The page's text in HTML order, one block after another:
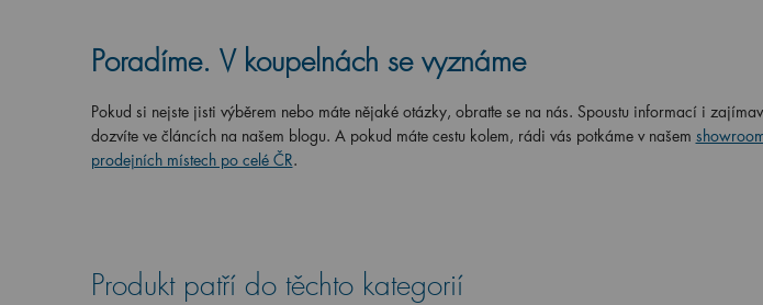
Poradíme. V koupelnách se vyznáme
Pokud si nejste jisti výběrem nebo máte nějaké otázky, obraťte se na nás. Spoustu informací i
dozvíte ve článcích na našem blogu. A pokud máte cestu kolem, rádi vás potkáme v našem
prodejních místech po celé ČR.
Produkt patří do těchto kategorií